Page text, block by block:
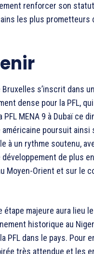
renforcer son
les plus prometteurs
Bruxelles s’inscrit dans
dense pour la PFL,
PFL MENA 9 à Dubaï ce
américaine poursuit ainsi
à un rythme soutenu,
de plus
Moyen-Orient et sur le
étape majeure aura lieu
historique au
PFL dans le pays. Pour
très attendue et les